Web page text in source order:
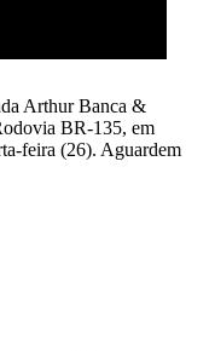
Arthur Banca &
BR-135, em
feira (26). Aguardem